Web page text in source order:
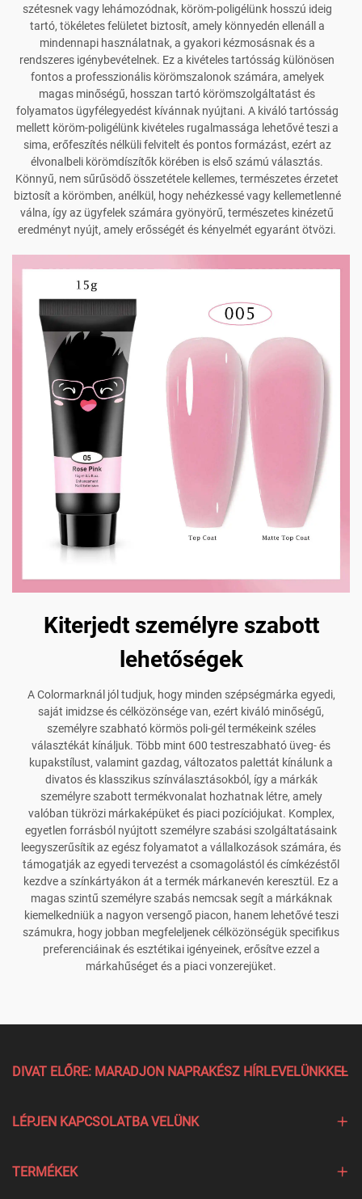
szétesnek vagy lehámozódnak, köröm-poligélünk hosszú ideig
tartó, tökéletes felületet biztosít, amely könnyedén ellenáll a
mindennapi használatnak, a gyakori kézmosásnak és a
rendszeres igénybevételnek. Ez a kivételes tartósság különösen
fontos a professzionális körömszalonok számára, amelyek
magas minőségű, hosszan tartó körömszolgáltatást és
folyamatos ügyfélegyedést kívánnak nyújtani. A kiváló tartósság
mellett köröm-poligélünk kivételes rugalmassága lehetővé teszi a
sima, erőfeszítés nélküli felvitelt és pontos formázást, ezért az
élvonalbeli körömdíszítők körében is első számú választás.
Könnyű, nem sűrűsödő összetétele kellemes, természetes érzetet
biztosít a körömben, anélkül, hogy nehézkessé vagy kellemetlenné
válna, így az ügyfelek számára gyönyörű, természetes kinézetű
eredményt nyújt, amely erősségét és kényelmét egyaránt ötvözi.
Kiterjedt személyre szabott
lehetőségek
A Colormarknál jól tudjuk, hogy minden szépségmárka egyedi,
saját imidzse és célközönsége van, ezért kiváló minőségű,
személyre szabható körmös poli-gél termékeink széles
választékát kínáljuk. Több mint 600 testreszabható üveg- és
kupakstílust, valamint gazdag, változatos palettát kínálunk a
divatos és klasszikus színválasztásokból, így a márkák
személyre szabott termékvonalat hozhatnak létre, amely
valóban tükrözi márkaképüket és piaci pozíciójukat. Komplex,
egyetlen forrásból nyújtott személyre szabási szolgáltatásaink
leegyszerűsítik az egész folyamatot a vállalkozások számára, és
támogatják az egyedi tervezést a csomagolástól és címkézéstől
kezdve a színkártyákon át a termék márkanevén keresztül. Ez a
magas szintű személyre szabás nemcsak segít a márkáknak
kiemelkedniük a nagyon versengő piacon, hanem lehetővé teszi
számukra, hogy jobban megfeleljenek célközönségük specifikus
preferenciáinak és esztétikai igényeinek, erősítve ezzel a
márkahűséget és a piaci vonzerejüket.
DIVAT ELŐRE: MARADJON NAPRAKÉSZ HÍRLEVELÜNKKEL
LÉPJEN KAPCSOLATBA VELÜNK
TERMÉKEK